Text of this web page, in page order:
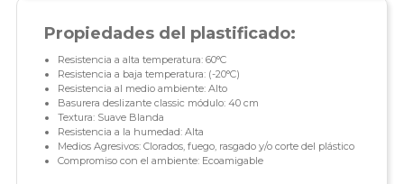
Propiedades del plastificado:
Resistencia a alta temperatura: 60°C
Resistencia a baja temperatura: (-20°C)
Resistencia al medio ambiente: Alto
Basurera deslizante classic módulo: 40 cm
Textura: Suave Blanda
Resistencia a la humedad: Alta
Medios Agresivos: Clorados, fuego, rasgado y/o corte del plástico
Compromiso con el ambiente: Ecoamigable